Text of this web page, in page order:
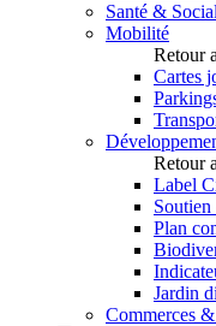
Santé & Social
Mobilité
Retour
Cartes
Retour
Label
Soutien
Plan
Jardin
Commerces